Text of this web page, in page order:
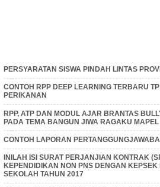
PERSYARATAN SISWA PINDAH LINTAS
CONTOH RPP DEEP LEARNING TERBARU
PERIKANAN
RPP, ATP DAN MODUL AJAR BRANTAS
PADA TEMA BANGUN JIWA RAGAKU
CONTOH LAPORAN
INILAH ISI SURAT PERJANJIAN KONTRAK
KEPENDIDIKAN NON PNS DENGAN KEPSEK
SEKOLAH TAHUN 2017